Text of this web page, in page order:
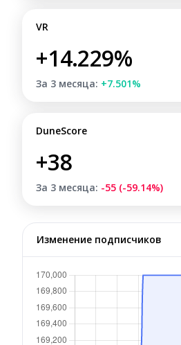
VR
+14.229%
За 3 месяца: +7.501%
DuneScore
+38
За 3 месяца: -55 (-59.14%)
Изменение подписчиков